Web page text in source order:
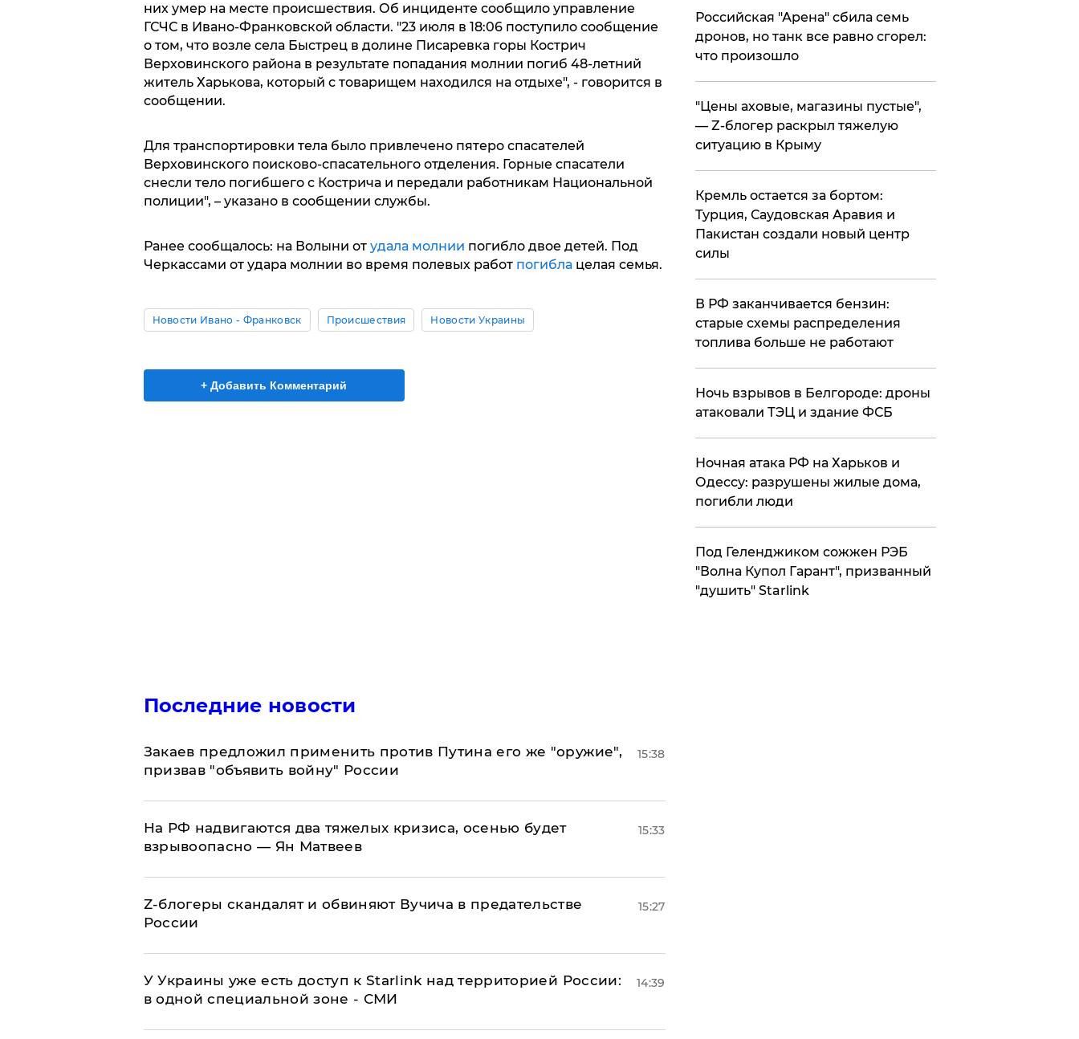
них умер на месте происшествия. Об инциденте сообщило управление
ГСЧС в Ивано-Франковской области. "23 июля в 18:06 поступило сообщение
о том, что возле села Быстрец в долине Писаревка горы Кострич
Верховинского района в результате попадания молнии погиб 48-летний
житель Харькова, который с товарищем находился на отдыхе", - говорится в
сообщении.
Для транспортировки тела было привлечено пятеро спасателей
Верховинского поисково-спасательного отделения. Горные спасатели
снесли тело погибшего с Кострича и передали работникам Национальной
полиции", – указано в сообщении службы.
Ранее сообщалось: на Волыни от удала молнии погибло двое детей. Под
Черкассами от удара молнии во время полевых работ погиблацелая семья.
Новости Ивано - Франковск Происшествия Новости Украины
+ Добавить Комментарий
Последние новости
Закаев предложил применить против Путина его же "оружие",
призвав "объявить войну" России
15:38
На РФ надвигаются два тяжелых кризиса, осенью будет
взрывоопасно — Ян Матвеев
15:33
Z-блогеры скандалят и обвиняют Вучича в предательстве
России
15:27
У Украины уже есть доступ к Starlink над территорией России:
в одной специальной зоне - СМИ
14:39
​Российская "Арена" сбила семь
дронов, но танк все равно сгорел:
что произошло
​"Цены аховые, магазины пустые",
— Z-блогер раскрыл тяжелую
ситуацию в Крыму
​Кремль остается за бортом:
Турция, Саудовская Аравия и
Пакистан создали новый центр
силы
​В РФ заканчивается бензин:
старые схемы распределения
топлива больше не работают
​Ночь взрывов в Белгороде: дроны
атаковали ТЭЦ и здание ФСБ
​Ночная атака РФ на Харьков и
Одессу: разрушены жилые дома,
погибли люди
Под Геленджиком сожжен РЭБ
"Волна Купол Гарант", призванный
"душить" Starlink